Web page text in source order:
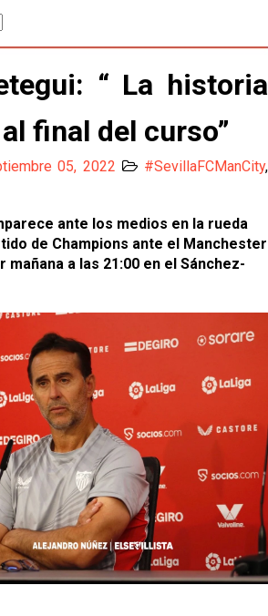
a Italia para firmar su nuevo
opción para reforzar el centro
cerrar su traspaso al Genoa
en la lista para salir
la cesión de Rafa Mir al Aris
en el Atleti , el Villareal ya
y el Getafe mueve ficha... Las
del mercado de La Liga
al grupo en la sesión
“El objetivo es mejorar la
a inscribir a los nuevos
a Alberto Flores" por Rafa
“ La historia
final del curso”
05, 2022 #SevillaFCManCity,
ante los medios en la rueda
de Champions ante el Manchester
mañana a las 21:00 en el Sánchez-